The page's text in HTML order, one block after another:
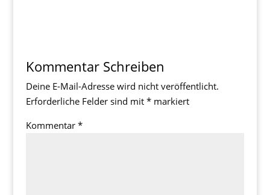
Kommentar Schreiben
Deine E-Mail-Adresse wird nicht veröffentlicht.
Erforderliche Felder sind mit *markiert
Kommentar *